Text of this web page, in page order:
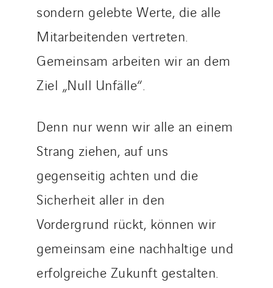
sondern gelebte Werte, die alle
Mitarbeitenden vertreten.
Gemeinsam arbeiten wir an dem
Ziel „Null Unfälle“.
Denn nur wenn wir alle an einem
Strang ziehen, auf uns
gegenseitig achten und die
Sicherheit aller in den
Vordergrund rückt, können wir
gemeinsam eine nachhaltige und
erfolgreiche Zukunft gestalten.
SDEL Transport Services
Sedam
SEDD
Service One Alliance
Seves
Smart Building Energies
Sotécnica
SparkEx® Funkenlöschanlagen
STE Armor
Strasser
Stroomverdeler
Sylvestre Energies
TelComTec